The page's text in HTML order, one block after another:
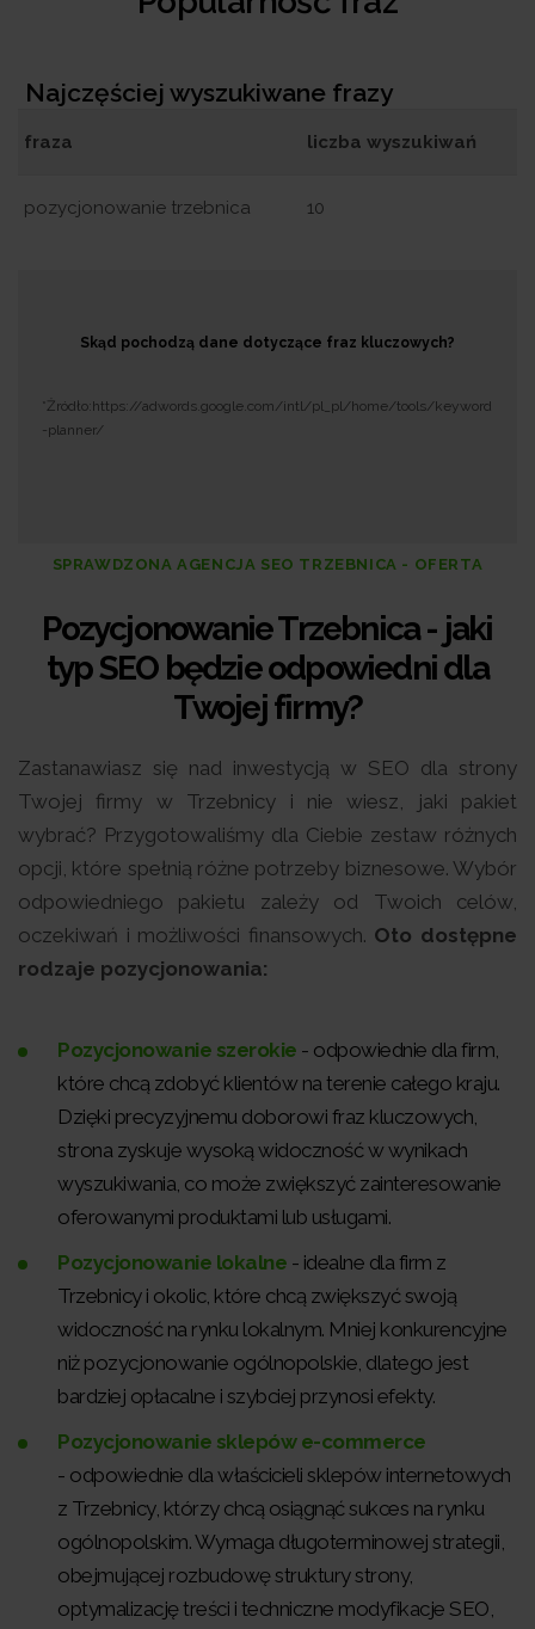
Najczęściej wyszukiwane frazy
fraza liczba wyszukiwań
pozycjonowanie trzebnica 10
Skąd pochodzą dane dotyczące fraz kluczowych?
*Żródło:https://adwords.google.com/intl/pl_pl/home/tools/keyword
-planner/
SPRAWDZONA AGENCJA SEO TRZEBNICA - OFERTA
Pozycjonowanie Trzebnica - jaki
typ SEO będzie odpowiedni dla
Twojej firmy?
Zastanawiasz się nad inwestycją w SEO dla strony
Twojej firmy w Trzebnicy i nie wiesz, jaki pakiet
wybrać? Przygotowaliśmy dla Ciebie zestaw różnych
opcji, które spełnią różne potrzeby biznesowe. Wybór
odpowiedniego pakietu zależy od Twoich celów,
oczekiwań i możliwości finansowych. Oto dostępne
rodzaje pozycjonowania:
Pozycjonowanie szerokie - odpowiednie dla firm,
które chcą zdobyć klientów na terenie całego kraju.
Dzięki precyzyjnemu doborowi fraz kluczowych,
strona zyskuje wysoką widoczność w wynikach
wyszukiwania, co może zwiększyć zainteresowanie
oferowanymi produktami lub usługami.
Pozycjonowanie lokalne - idealne dla firm z
Trzebnicy i okolic, które chcą zwiększyć swoją
widoczność na rynku lokalnym. Mniej konkurencyjne
niż pozycjonowanie ogólnopolskie, dlatego jest
bardziej opłacalne i szybciej przynosi efekty.
Pozycjonowanie sklepów e-commerce
- odpowiednie dla właścicieli sklepów internetowych
z Trzebnicy, którzy chcą osiągnąć sukces na rynku
ogólnopolskim. Wymaga długoterminowej strategii,
obejmującej rozbudowę struktury strony,
optymalizację treści i techniczne modyfikacje SEO,